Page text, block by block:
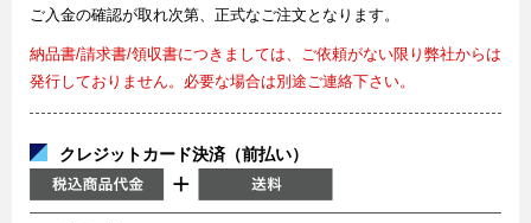
ご入金の確認が取れ次第、正式なご注文となります。
納品書/請求書/領収書につきましては、ご依頼がない限り弊社からは
発行しておりません。必要な場合は別途ご連絡下さい。
クレジットカード決済（前払い）